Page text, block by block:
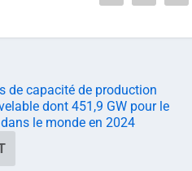
de capacité de production
dont 451,9 GW pour le
le monde en 2024